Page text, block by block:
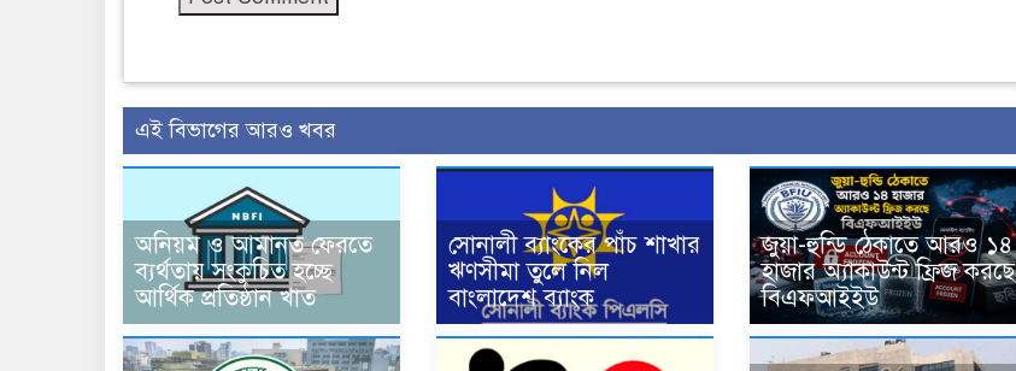
এই বিভাগের আরও খবর
অনিয়ম ও আমানত ফেরতে
ব্যর্থতায় সংকুচিত হচ্ছে
আর্থিক প্রতিষ্ঠান খাত
সোনালী ব্যাংকের পাঁচ শাখার
ঋণসীমা তুলে নিল
বাংলাদেশ ব্যাংক
জুয়া-হুন্ডি ঠেকাতে আরও ১৪
হাজার অ্যাকাউন্ট ফ্রিজ করছে
বিএফআইইউ